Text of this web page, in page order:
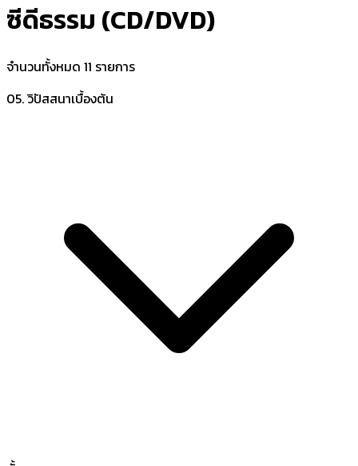
ซีดีธรรม (CD/DVD)
จำนวนทั้งหมด 11 รายการ
05. วิปัสสนาเบื้องต้น